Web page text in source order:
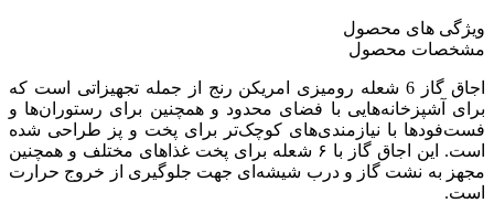
ویژگی های محصول
مشخصات محصول
اجاق گاز 6 شعله رومیزی امریکن رنج از جمله تجهیزاتی است که
برای آشپزخانه‌هایی با فضای محدود و همچنین برای رستوران‌ها و
فست‌فودها با نیازمندی‌های کوچک‌تر برای پخت و پز طراحی شده
است. این اجاق گاز با ۶ شعله برای پخت غذاهای مختلف و همچنین
مجهز به نشت گاز و درب شیشه‌ای جهت جلوگیری از خروج حرارت
است.